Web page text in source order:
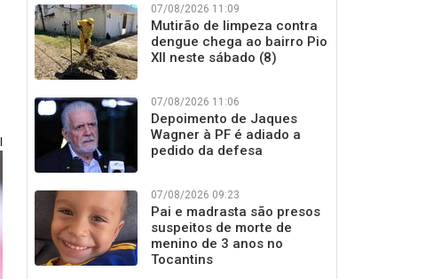
07/08/2026 11:09
Mutirão de limpeza contra
dengue chega ao bairro Pio
XII neste sábado (8)
07/08/2026 11:06
Depoimento de Jaques
Wagner à PF é adiado a
pedido da defesa
07/08/2026 09:23
Pai e madrasta são presos
suspeitos de morte de
menino de 3 anos no
Tocantins